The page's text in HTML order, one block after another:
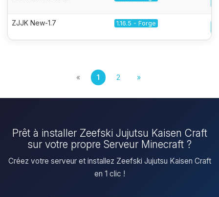
ZJJK New-1.7 1.16.5 - Forge
« 1 2 »
Prêt à installer Zeefski Jujutsu Kaisen Craft
sur votre propre Serveur Minecraft ?
Créez votre serveur et installez Zeefski Jujutsu Kaisen Craft
en 1 clic !